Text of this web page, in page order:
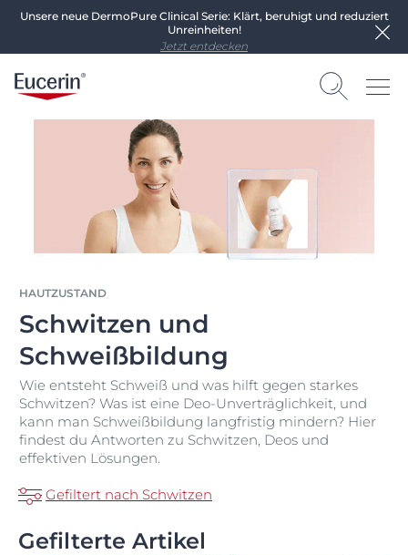
Unsere neue DermoPure Clinical Serie: Klärt, beruhigt und reduziert
Unreinheiten!
Jetzt entdecken
HAUTZUSTAND
Schwitzen und
Schweißbildung
Wie entsteht Schweiß und was hilft gegen starkes
Schwitzen? Was ist eine Deo-Unverträglichkeit, und
kann man Schweißbildung langfristig mindern? Hier
findest du Antworten zu Schwitzen, Deos und
effektiven Lösungen.
Gefiltert nach Schwitzen
Gefilterte Artikel